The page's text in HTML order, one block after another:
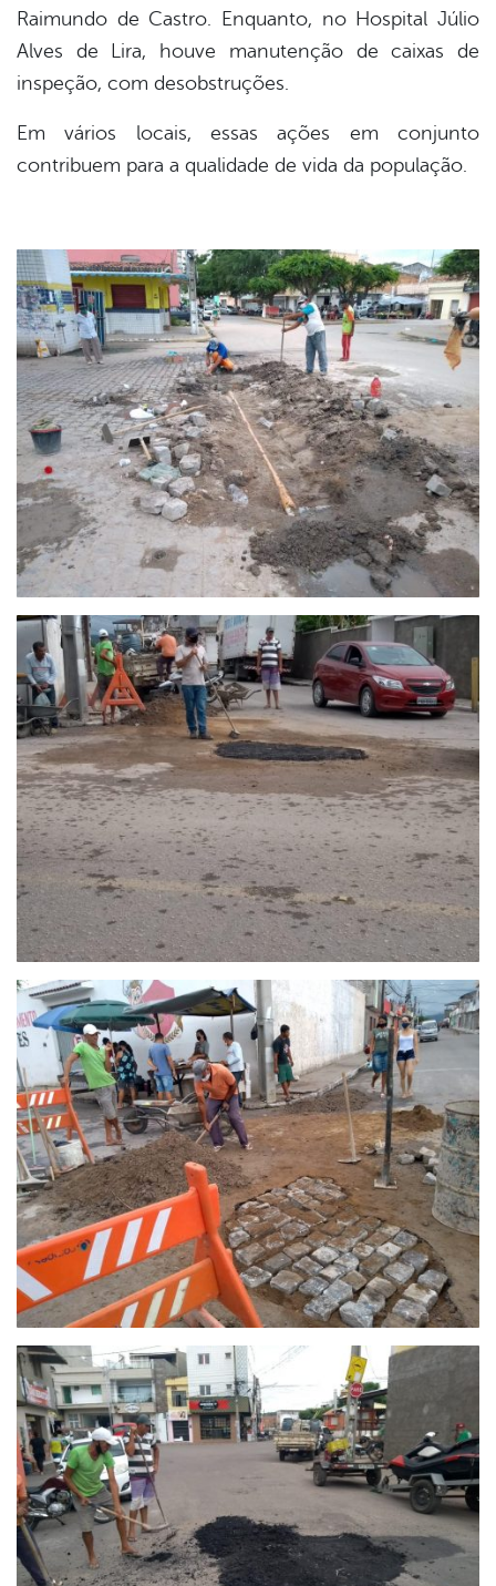
Raimundo de Castro. Enquanto, no Hospital Júlio
Alves de Lira, houve manutenção de caixas de
inspeção, com desobstruções.
Em vários locais, essas ações em conjunto
contribuem para a qualidade de vida da população.